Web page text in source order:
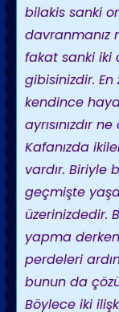
bilakis sanki
davranmanız
fakat sanki iki
gibisinizdir.
kendince
ayrısınızdır
Kafanızda
vardır. Biriyle
geçmişte
üzerinizdedir.
yapma
perdeleri
bunun da
Böylece iki